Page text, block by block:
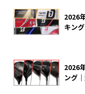
2026
キン
2026
ング